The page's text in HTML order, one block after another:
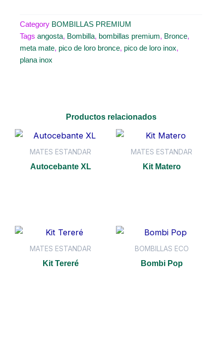
Category BOMBILLAS PREMIUM
Tags angosta, Bombilla, bombillas premium, Bronce,
meta mate, pico de loro bronce, pico de loro inox,
plana inox
Productos relacionados
MATES ESTANDAR
Autocebante XL
MATES ESTANDAR
Kit Matero
MATES ESTANDAR
Kit Tereré
BOMBILLAS ECO
Bombi Pop